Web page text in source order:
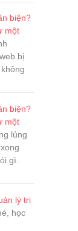
biện?
một
bị
biện?
một
lủng
gì.
lý tri
học